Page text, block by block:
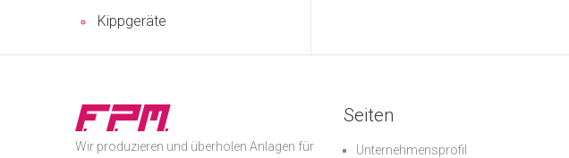
Kippgeräte
Wir produzieren und überholen Anlagen für
Seiten
Unternehmensprofil